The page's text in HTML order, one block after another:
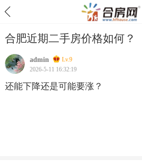
合肥近期二手房价格如何？
admin
Lv.9
2026-5-11 16:32:19
还能下降还是可能要涨？